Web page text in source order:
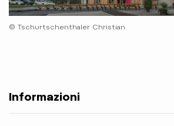
© Tschurtschenthaler Christian
Informazioni